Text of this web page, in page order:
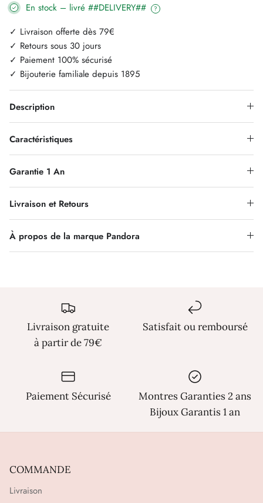
En stock – livré ##DELIVERY## ?
✓ Livraison offerte dès 79€
✓ Retours sous 30 jours
✓ Paiement 100% sécurisé
✓ Bijouterie familiale depuis 1895
Description
Caractéristiques
Garantie 1 An
Livraison et Retours
À propos de la marque Pandora
Livraison gratuite
à partir de 79€
Satisfait ou remboursé
Paiement Sécurisé
Montres Garanties 2 ans
Bijoux Garantis 1 an
COMMANDE
Livraison